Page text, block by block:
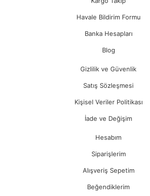
Havale Bildirim Formu
Banka Hesapları
Blog
Gizlilik ve Güvenlik
Satış Sözleşmesi
Kişisel Veriler Politikası
İade ve Değişim
Hesabım
Siparişlerim
Alışveriş Sepetim
Beğendiklerim